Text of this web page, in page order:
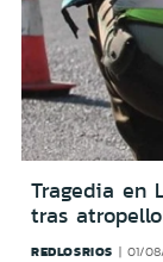
Tragedia en
tras
REDLOSRIOS 01/